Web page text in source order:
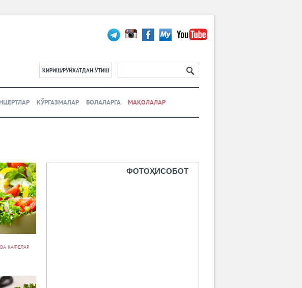
КИРИШ/РЎЙХАТДАН ЎТИШ
КЎРГАЗМАЛАР БОЛАЛАРГА МАҚОЛАЛАР
КАФЕЛАР
ФОТОҲИСОБОТ